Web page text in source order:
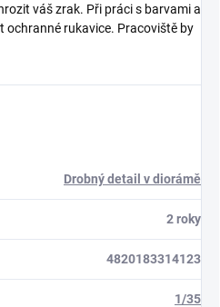
váš zrak. Při práci s barvami a
ochranné rukavice. Pracoviště by
Drobný detail v diorámě
2 roky
4820183314123
1/35